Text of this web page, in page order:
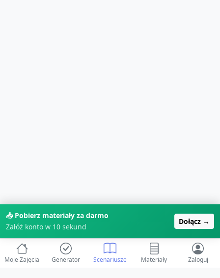
📥 Pobierz materiały za darmo
Załóż konto w 10 sekund
Dołącz →
Moje Zajęcia Generator Scenariusze Materiały Zaloguj